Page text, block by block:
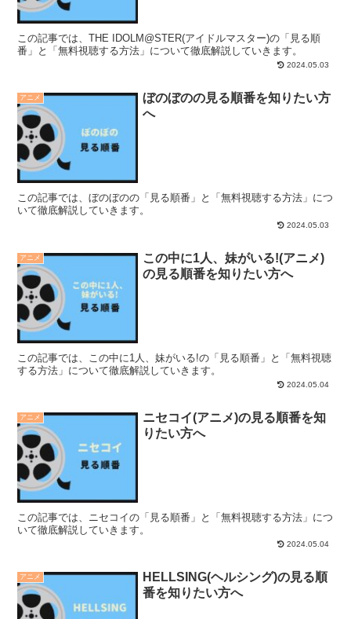
この記事では、THE IDOLM@STER(アイドルマスター)の「見る順
番」と「無料視聴する方法」について徹底解説していきます。
2024.05.03
アニメ
ぼのぼのの見る順番を知りたい方
へ
この記事では、ぼのぼのの「見る順番」と「無料視聴する方法」につ
いて徹底解説していきます。
2024.05.03
アニメ
この中に1人、妹がいる!(アニメ)
の見る順番を知りたい方へ
この記事では、この中に1人、妹がいる!の「見る順番」と「無料視聴
する方法」について徹底解説していきます。
2024.05.04
アニメ
ニセコイ(アニメ)の見る順番を知
りたい方へ
この記事では、ニセコイの「見る順番」と「無料視聴する方法」につ
いて徹底解説していきます。
2024.05.04
アニメ
HELLSING(ヘルシング)の見る順
番を知りたい方へ